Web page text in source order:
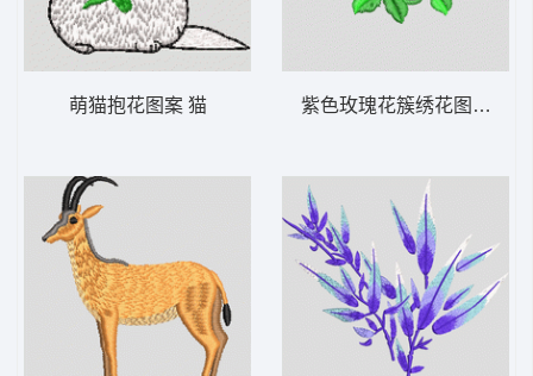
萌猫抱花图案 猫 紫色玫瑰花簇绣花图案 靓花